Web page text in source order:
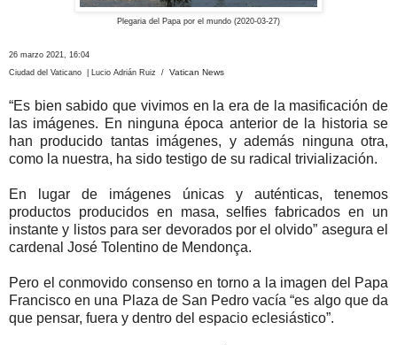
Plegaria del Papa por el mundo (2020-03-27)
26 marzo 2021, 16:04
Ciudad del Vaticano | Lucio Adrián Ruiz / Vatican News
“Es bien sabido que vivimos en la era de la masificación de
las imágenes. En ninguna época anterior de la historia se
han producido tantas imágenes, y además ninguna otra,
como la nuestra, ha sido testigo de su radical trivialización.
En lugar de imágenes únicas y auténticas, tenemos
productos producidos en masa, selfies fabricados en un
instante y listos para ser devorados por el olvido” asegura el
cardenal José Tolentino de Mendonça.
Pero el conmovido consenso en torno a la imagen del Papa
Francisco en una Plaza de San Pedro vacía “es algo que da
que pensar, fuera y dentro del espacio eclesiástico”.